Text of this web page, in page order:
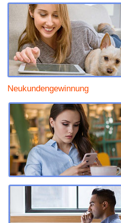
Neukundengewinnung